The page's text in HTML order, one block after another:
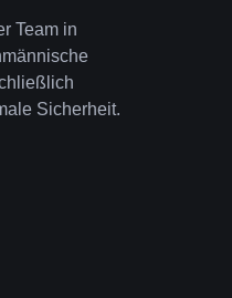
Team in
Sicherheit.